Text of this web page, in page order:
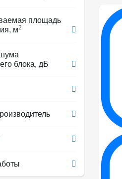
площадь
м2
блока, дБ